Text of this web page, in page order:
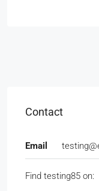
Contact
Email
Find testing85 on: